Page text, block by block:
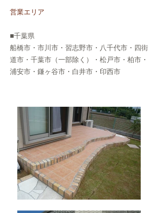
営業エリア
■千葉県
船橋市・市川市・習志野市・八千代市・四街
道市・千葉市（一部除く）・松戸市・柏市・
浦安市・鎌ヶ谷市・白井市・印西市